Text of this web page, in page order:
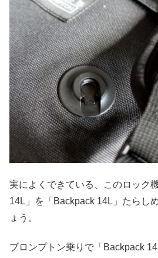
実によくできている、このロック
14L」を「Backpack 14L」たらし
ょう。
ブロンプトン乗りで「Backpack